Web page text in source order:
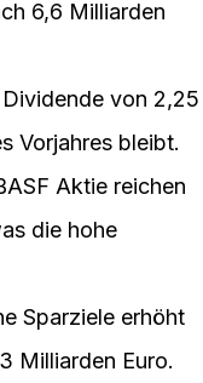
6,6 Milliarden
von 2,25
Vorjahres bleibt.
Aktie reichen
die hohe
Sparziele erhöht
Milliarden Euro.